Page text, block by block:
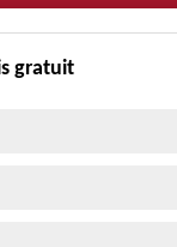
gratuit